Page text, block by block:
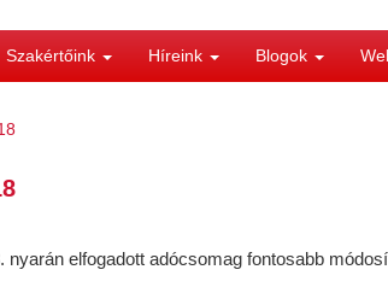
Szakértőink Híreink Blogok
nyarán elfogadott adócsomag fontosabb